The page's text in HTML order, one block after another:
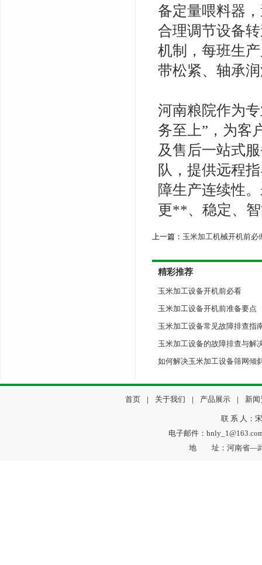
备定量喂料器
合理调节设备
机制，每班生
带松紧、轴承
河南粮院作为
务至上”，为客
及售后一站式
队，提供远程
障生产连续性
更**、稳定、
上一篇： 玉米加工机械开机前必
精彩推荐
玉米加工设备开机前必看
玉米加工设备开机前准备要点
玉米加工设备常见故障排查指
玉米加工设备的故障排查与解
如何解决玉米加工设备筛网倾
首页 | 关于我们 | 产品展示 | 新
联 系 人：
电子邮件：
地 址：河南省—武